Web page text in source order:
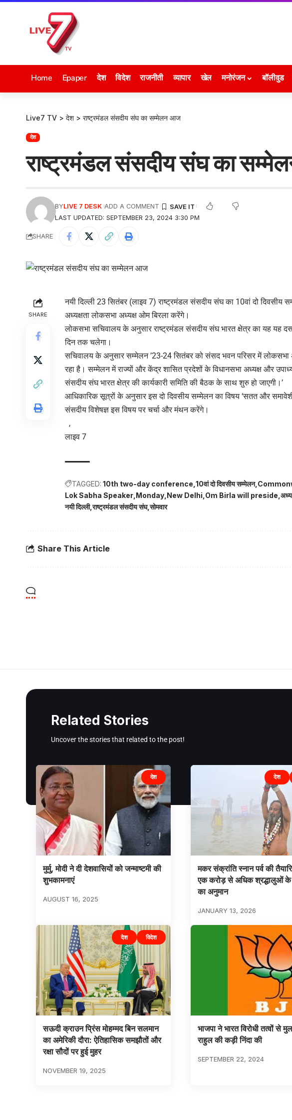
Home Epaper देश विदेश राजनीती व्यापार खेल मनोरंजन बॉलीवुड
Live7 TV > देश > राष्ट्रमंडल संसदीय संघ का सम्मेलन आज
देश
राष्ट्रमंडल संसदीय संघ का
LAST UPDATED: SEPTEMBER 23, 2024 3:30 PM
BYLIVE 7 DESK ADD A COMMENT
SHARE
SHARE
नयी दिल्ली 23 सितंबर (लाइव 7) राष्ट्रमंडल संसदीय संघ का 10वां दो दिवसीय
अध्यक्षता लोकसभा अध्यक्ष ओम बिरला करेंगे।
लोकसभा सचिवालय के अनुसार राष्ट्रमंडल संसदीय संघ भारत क्षेत्र का यह यह
दिन तक चलेगा।
सचिवालय के अनुसार सम्मेलन ’23-24 सितंबर को संसद भवन परिसर में लोकसभा
रहा है। सम्मेलन में राज्यों और केंद्र शासित प्रदेशों के विधानसभा अध्यक्ष और
संसदीय संघ भारत क्षेत्र की कार्यकारी समिति की बैठक के साथ शुरु हो जाएगी।’
आधिकारिक सूत्रों के अनुसार इस दो दिवसीय सम्मेलन का विषय ‘सतत और
संसदीय विशेषज्ञ इस विषय पर चर्चा और मंथन करेंगे।
,
लाइव 7
TAGGED: 10th two-day conference 10वां दो दिवसीय सम्मेलन
Lok Sabha Speaker Monday New Delhi Om Birla will preside
नयी दिल्ली राष्ट्रमंडल संसदीय संघ सोमवार
Share This Article
Related Stories
Uncover the stories that related to the post!
देश
मुर्मु, मोदी ने दी देशवासियों को जन्माष्टमी की
शुभकामनाएं
AUGUST 16, 2025
देश
मकर संक्रांति स्नान पर्व की
एक करोड़ से अधिक श्रद्धालुओं
का अनुमान
JANUARY 13, 2026
देश विदेश
सऊदी क्राउन प्रिंस मोहम्मद बिन सलमान
का अमेरिकी दौरा: ऐतिहासिक समझौतों और
रक्षा सौदों पर हुई मुहर
NOVEMBER 19, 2025
भाजपा ने भारत विरोधी तत्वों से
राहुल की कड़ी निंदा की
SEPTEMBER 22, 2024